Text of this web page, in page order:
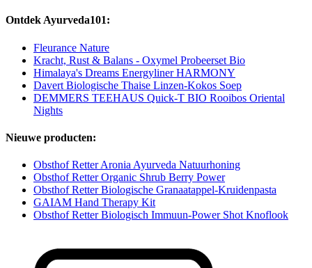
Ontdek Ayurveda101:
Fleurance Nature
Kracht, Rust & Balans - Oxymel Probeerset Bio
Himalaya's Dreams Energyliner HARMONY
Davert Biologische Thaise Linzen-Kokos Soep
DEMMERS TEEHAUS Quick-T BIO Rooibos Oriental
Nights
Nieuwe producten:
Obsthof Retter Aronia Ayurveda Natuurhoning
Obsthof Retter Organic Shrub Berry Power
Obsthof Retter Biologische Granaatappel-Kruidenpasta
GAIAM Hand Therapy Kit
Obsthof Retter Biologisch Immuun-Power Shot Knoflook